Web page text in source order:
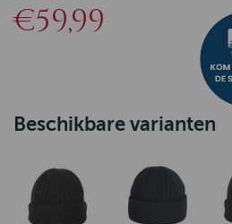
€59,99
Beschikbare varianten